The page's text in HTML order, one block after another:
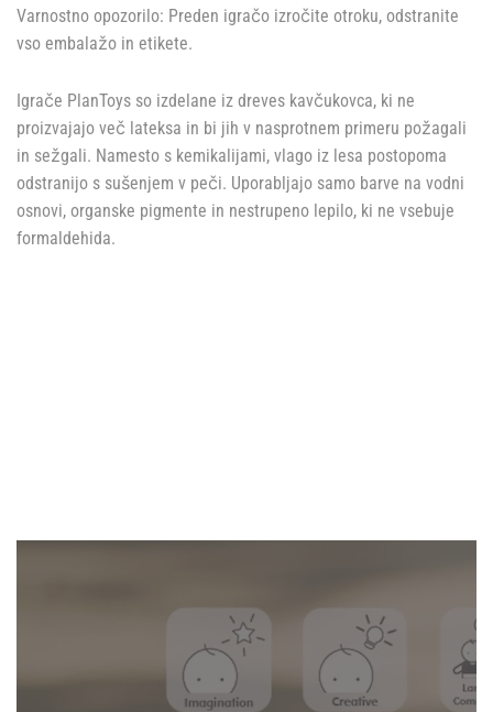
Varnostno opozorilo: Preden igračo izročite otroku, odstranite
vso embalažo in etikete.
Igrače PlanToys so izdelane iz dreves kavčukovca, ki ne
proizvajajo več lateksa in bi jih v nasprotnem primeru požagali
in sežgali. Namesto s kemikalijami, vlago iz lesa postopoma
odstranijo s sušenjem v peči. Uporabljajo samo barve na vodni
osnovi, organske pigmente in nestrupeno lepilo, ki ne vsebuje
formaldehida.